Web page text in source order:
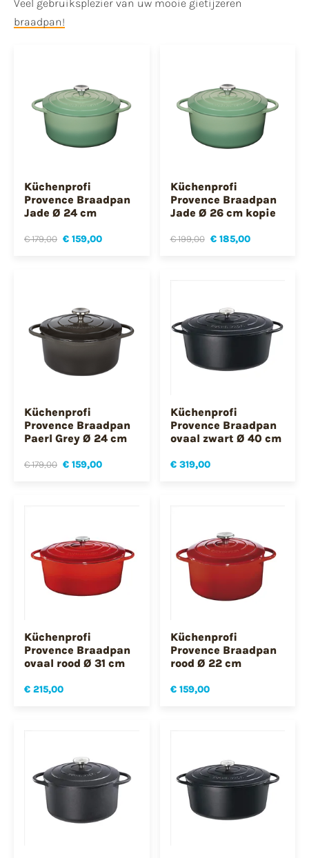
Veel gebruiksplezier van uw mooie gietijzeren
braadpan!
Küchenprofi
Provence Braadpan
Jade Ø 24 cm
€ 179,00 € 159,00
Küchenprofi
Provence Braadpan
Jade Ø 26 cm kopie
€ 199,00 € 185,00
Küchenprofi
Provence Braadpan
Paerl Grey Ø 24 cm
€ 179,00 € 159,00
Küchenprofi
Provence Braadpan
ovaal zwart Ø 40 cm
€ 319,00
Küchenprofi
Provence Braadpan
ovaal rood Ø 31 cm
€ 215,00
Küchenprofi
Provence Braadpan
rood Ø 22 cm
€ 159,00